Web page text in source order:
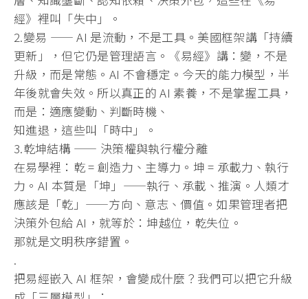
經》裡叫「失中」。
2.變易 —— AI 是流動，不是工具。美國框架講「持續
更新」，但它仍是管理語言。 《易經》講：變，不是
升級，而是常態。AI 不會穩定。今天的能力模型，半
年後就會失效。所以真正的 AI 素養，不是掌握工具，
而是：適應變動、判斷時機、
知進退，這些叫「時中」。
3.乾坤結構 —— 決策權與執行權分離
在易學裡：乾 = 創造力、主導力。坤 = 承載力、執行
力。AI 本質是「坤」——執行、承載、推演。人類才
應該是「乾」——方向、意志、價值。如果管理者把
決策外包給 AI，就等於：坤越位，乾失位。
那就是文明秩序錯置。
.
把易經嵌入 AI 框架，會變成什麼？我們可以把它升級